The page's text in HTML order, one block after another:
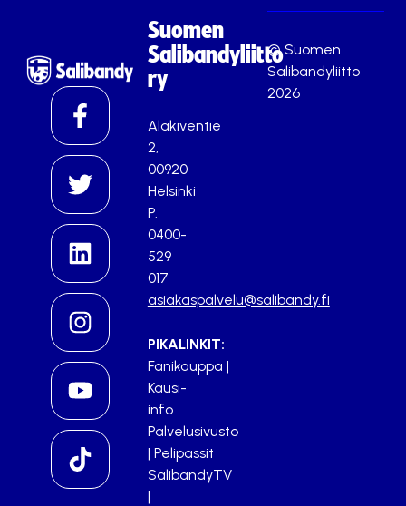
Suomen
Salibandyliitto
ry
Alakiventie
2,
00920
Helsinki
P.
0400-
529
017
asiakaspalvelu@salibandy.fi
PIKALINKIT:
Fanikauppa |
Kausi-
info
Palvelusivusto
| Pelipassit
SalibandyTV
|
© Suomen
Salibandyliitto
2026